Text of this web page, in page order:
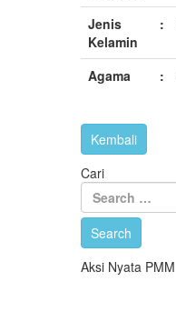
Jenis
Kelamin
:
Agama :
Cari
Aksi Nyata PMM